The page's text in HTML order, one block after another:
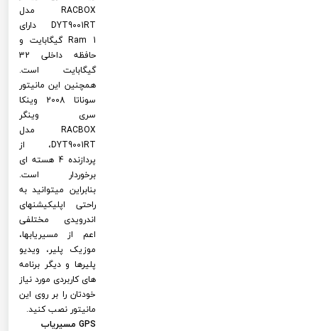
RACBOX مدل
DYT9001RT دارای
Ram 1 گیگابایت و
حافظه داخلی 32
گیگابایت است.
همچنین این مانیتور
سوناتا 2008 وینکا
سری وینگر
RACBOX مدل
DYT9001RT، از
پردازنده 4 هسته ای
برخوردار است.
بنابراین میتوانید به
راحتی اپلیکیشنهای
اندرویدی مختلفی
اعم از مسیریابها،
موزیک پلیر، ویدیو
پلیرها و دیگر برنامه
های کاربردی مورد نیاز
خودتان را بر روی این
مانیتور نصب کنید.
GPS مسیریاب